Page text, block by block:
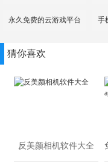
永久免费的云游戏平台 手
猜你喜欢
反美颜相机软件大全